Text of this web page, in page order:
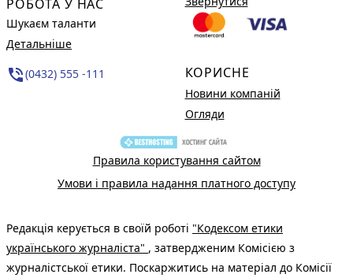
РОБОТА У НАС
Шукаєм таланти
Детальніше
phone_in_talk(0432) 555 -111 КОРИСНЕ
Новини компаній
Огляди
Правила користування сайтом
Умови і правила надання платного доступу
Редакція керується в своїй роботі "Кодексом етики
українського журналіста" , затвердженим Комісією з
журналістської етики. Поскаржитись на матеріал до Комісії